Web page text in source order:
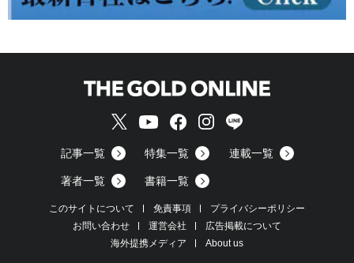
記事一覧 特集一覧 連載一覧
著者一覧 書籍一覧
このサイトについて 免責事項
プライバシーポリシー
お問い合わせ
運営会社
広告掲載について
海外提携メディア
About us